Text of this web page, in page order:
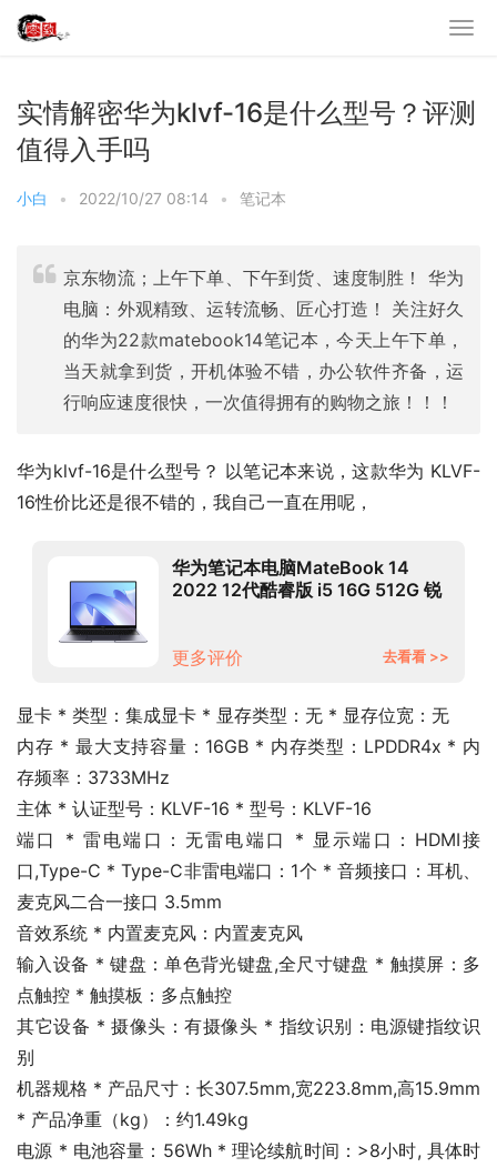
实情解密华为klvf-16是什么型号？评测
值得入手吗
小白 • 2022/10/27 08:14 • 笔记本
京东物流；上午下单、下午到货、速度制胜！ 华为
电脑：外观精致、运转流畅、匠心打造！ 关注好久
的华为22款matebook14笔记本，今天上午下单，
当天就拿到货，开机体验不错，办公软件齐备，运
行响应速度很快，一次值得拥有的购物之旅！！！
华为klvf-16是什么型号？ 以笔记本来说，这款华为 KLVF-
16性价比还是很不错的，我自己一直在用呢，
华为笔记本电脑MateBook 14
2022 12代酷睿版 i5 16G 512G 锐
更多评价
去看看 >>
显卡 * 类型：集成显卡 * 显存类型：无 * 显存位宽：无
内存 * 最大支持容量：16GB * 内存类型：LPDDR4x * 内
存频率：3733MHz
主体 * 认证型号：KLVF-16 * 型号：KLVF-16
端口 * 雷电端口：无雷电端口 * 显示端口：HDMI接
口,Type-C * Type-C非雷电端口：1个 * 音频接口：耳机、
麦克风二合一接口 3.5mm
音效系统 * 内置麦克风：内置麦克风
输入设备 * 键盘：单色背光键盘,全尺寸键盘 * 触摸屏：多
点触控 * 触摸板：多点触控
其它设备 * 摄像头：有摄像头 * 指纹识别：电源键指纹识
别
机器规格 * 产品尺寸：长307.5mm,宽223.8mm,高15.9mm
* 产品净重（kg）：约1.49kg
电源 * 电池容量：56Wh * 理论续航时间：>8小时, 具体时